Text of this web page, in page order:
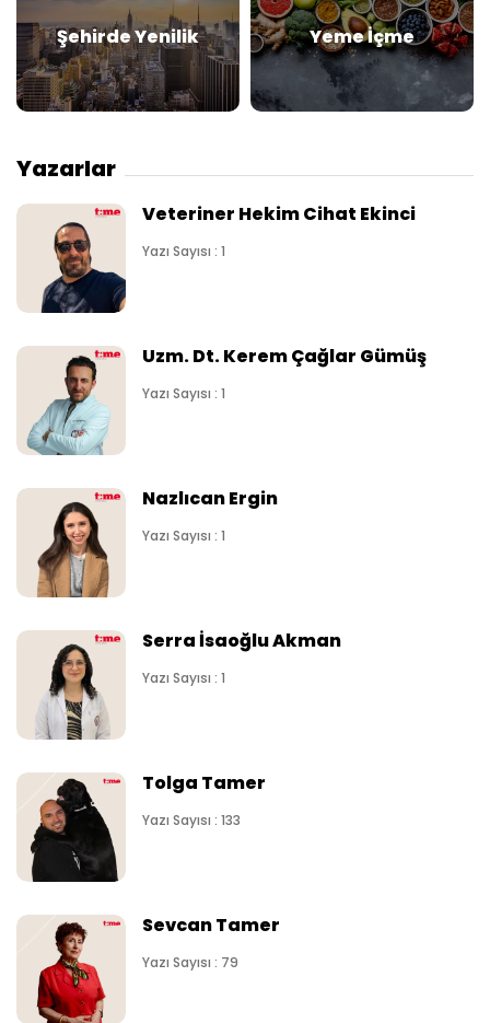
Şehirde Yenilik Yeme İçme
Yazarlar
Veteriner Hekim Cihat Ekinci
Yazı Sayısı : 1
Uzm. Dt. Kerem Çağlar Gümüş
Yazı Sayısı : 1
Nazlıcan Ergin
Yazı Sayısı : 1
Serra İsaoğlu Akman
Yazı Sayısı : 1
Tolga Tamer
Yazı Sayısı : 133
Sevcan Tamer
Yazı Sayısı : 79